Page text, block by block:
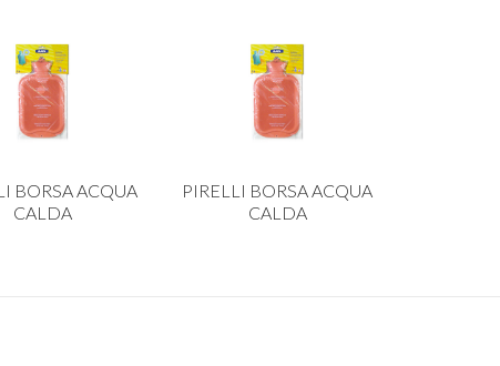
BORSA ACQUA
CALDA
PIRELLI BORSA ACQUA
CALDA